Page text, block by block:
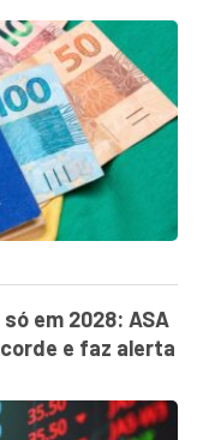
em 2028: ASA
e faz alerta